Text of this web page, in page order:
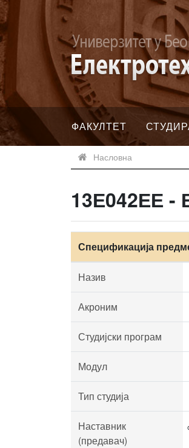
ФАКУЛТЕТ
Насловна
13Е042ЕЕ -
Спецификација
Назив
Акроним
Студијски програм
Модул
Тип студија
Наставник
(предавач)